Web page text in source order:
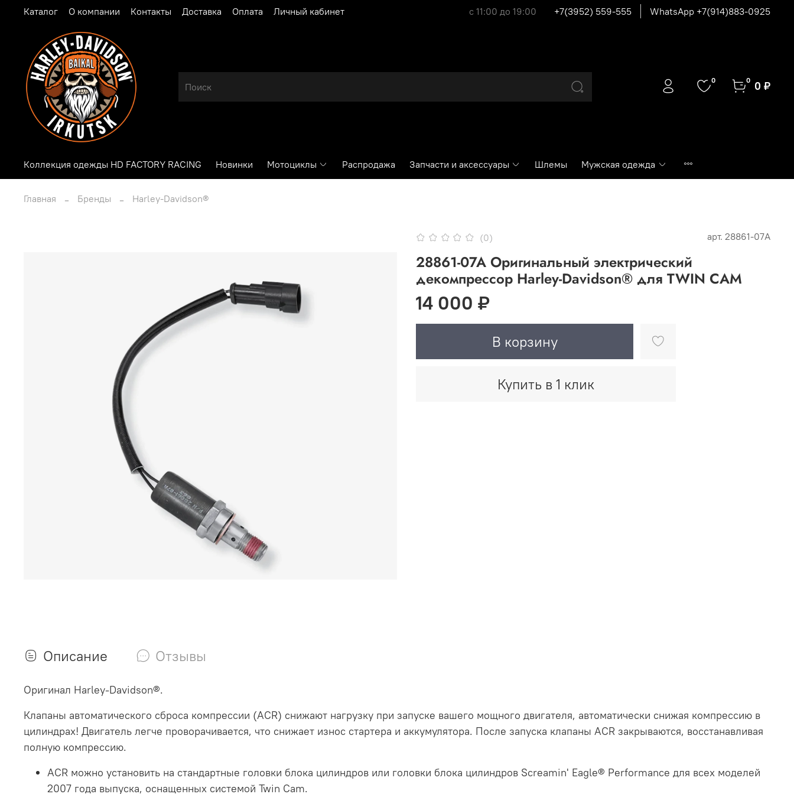
Каталог О компании Контакты Доставка Оплата Личный кабинет с 11:00 до 19:00 +7(3952) 559-555 WhatsApp +7(914)883-0925
0 0 0 ₽
Коллекция одежды HD FACTORY RACING Новинки Мотоциклы Распродажа Запчасти и аксессуары Шлемы Мужская одежда
Главная Бренды Harley-Davidson®
(0) арт. 28861-07A
28861-07A Оригинальный электрический
декомпрессор Harley-Davidson® для TWIN CAM
14 000 ₽
В корзину
Купить в 1 клик
Описание Отзывы
Оригинал Harley-Davidson®.
Клапаны автоматического сброса компрессии (ACR) снижают нагрузку при запуске вашего мощного двигателя, автоматически снижая компрессию в
цилиндрах! Двигатель легче проворачивается, что снижает износ стартера и аккумулятора. После запуска клапаны ACR закрываются, восстанавливая
полную компрессию.
ACR можно установить на стандартные головки блока цилиндров или головки блока цилиндров Screamin' Eagle® Performance для всех моделей
2007 года выпуска, оснащенных системой Twin Cam.